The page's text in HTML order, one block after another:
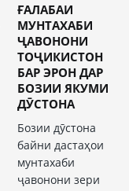
ҒАЛАБАИ
МУНТАХАБИ
ҶАВОНОНИ
ТОҶИКИСТОН
БАР ЭРОН ДАР
БОЗИИ ЯКУМИ
ДӮСТОНА
Бозии дӯстона
байни дастаҳои
мунтахаби
ҷавонони зери